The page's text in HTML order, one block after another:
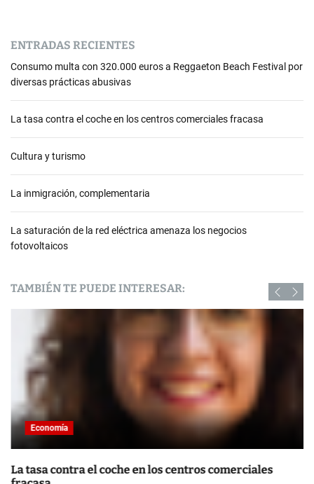
ENTRADAS RECIENTES
Consumo multa con 320.000 euros a Reggaeton Beach Festival por
diversas prácticas abusivas
La tasa contra el coche en los centros comerciales fracasa
Cultura y turismo
La inmigración, complementaria
La saturación de la red eléctrica amenaza los negocios
fotovoltaicos
TAMBIÉN TE PUEDE INTERESAR:
Economía
La tasa contra el coche en los centros comerciales